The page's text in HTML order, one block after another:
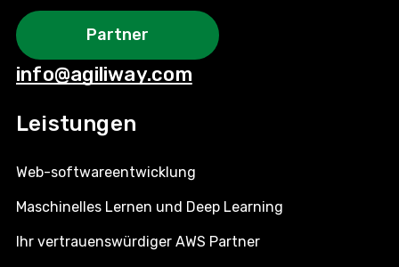
Partner
info@agiliway.com
Leistungen
Web-softwareentwicklung
Maschinelles Lernen und Deep Learning
Ihr vertrauenswürdiger AWS Partner